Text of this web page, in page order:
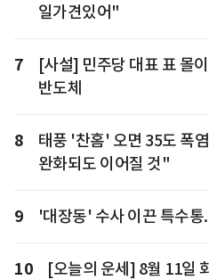
일가견있어"
7
[사설] 민주당 대표 표 몰
반도체
8
태풍 '찬홈' 오면 35도 폭
완화되도 이어질 것"
9 '대장동' 수사 이끈 특수
10 [오늘의 운세] 8월 11일